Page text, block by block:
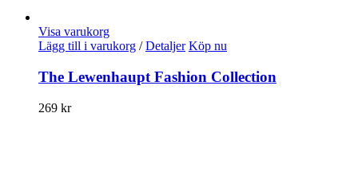
Visa varukorg
Lägg till i varukorg / Detaljer Köp nu
The Lewenhaupt Fashion Collection
269 kr